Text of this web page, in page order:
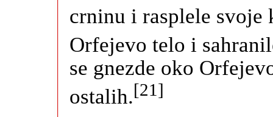
crninu i rasplele svoje
Orfejevo telo i
se gnezde oko
ostalih.[21]